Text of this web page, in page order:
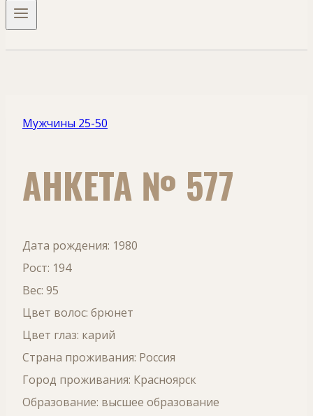
Мужчины 25-50
АНКЕТА № 577
Дата рождения: 1980
Рост: 194
Вес: 95
Цвет волос: брюнет
Цвет глаз: карий
Страна проживания: Россия
Город проживания: Красноярск
Образование: высшее образование